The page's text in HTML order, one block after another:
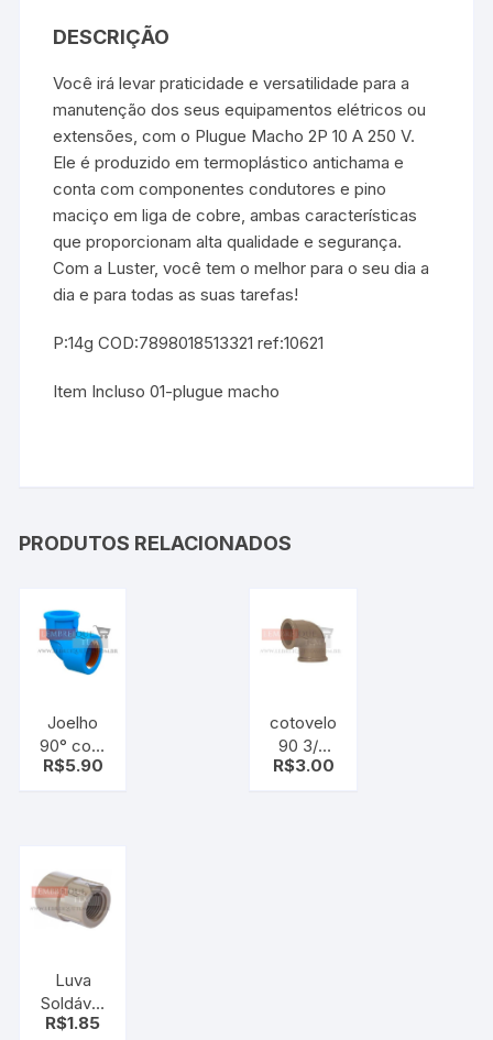
DESCRIÇÃO
Você irá levar praticidade e versatilidade para a
manutenção dos seus equipamentos elétricos ou
extensões, com o Plugue Macho 2P 10 A 250 V.
Ele é produzido em termoplástico antichama e
conta com componentes condutores e pino
maciço em liga de cobre, ambas características
que proporcionam alta qualidade e segurança.
Com a Luster, você tem o melhor para o seu dia a
dia e para todas as suas tarefas!
P:14g COD:7898018513321 ref:10621
Item Incluso 01-plugue macho
PRODUTOS RELACIONADOS
Joelho
90° com
Bucha
cano
R$5.90
cotovelo
90 3/4
Marrom
R$3.00
Luva
Soldável
e
R$1.85